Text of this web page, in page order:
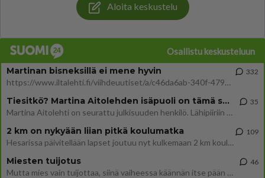
Aloita keskustelu
Osallistu keskusteluun
Martinan bisneksillä ei mene hyvin
https://www.iltalehti.fi/viihdeuutiset/a/c46da6ab-340f-4790-aaa7-0865eed2336 Yrityksen konkurssihakemus on tullut kärä
332
Tiesitkö? Martina Aitolehden isäpuoli on tämä suosittu laulaja
Martina Aitolehti on seurattu julkisuuden henkilö. Lähipiiriin mahtuu muitakin tunnettuja henkilöitä. Tiesitkö, että Ma
35
2 km on nykyään liian pitkä koulumatka
Hesarissa päivitellään lapset joutuu nyt kulkemaan 2 km kouluun jösses. Ruostefillarilla tuo matka menee vaikka miten äk
109
Miesten tuijotus
Mutta mies vain tuijottaa, siinä vaiheessa käännän itse pään pois. Mikä juttu? Yleensä jos joku tuijottaa tai katsoo, hä
46